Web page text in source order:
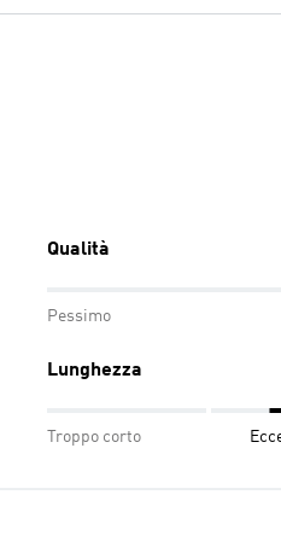
Qualità
Pessimo
Lunghezza
Troppo corto